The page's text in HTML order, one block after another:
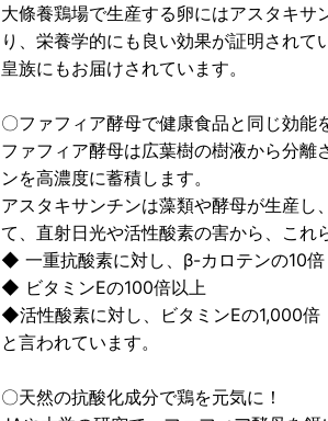
大條養鶏場で生産する卵にはアスタキ
り、栄養学的にも良い効果が証明されて
皇族にもお届けされています。
〇ファフィア酵母で健康食品と同じ効能
ファフィア酵母は広葉樹の樹液から分
ンを高濃度に蓄積します。
アスタキサンチンは藻類や酵母が生産
て、直射日光や活性酸素の害から、これ
◆ 一重抗酸素に対し、β-カロテンの10倍
◆ ビタミンEの100倍以上
◆活性酸素に対し、ビタミンEの1,000倍
と言われています。
〇天然の抗酸化成分で鶏を元気に！